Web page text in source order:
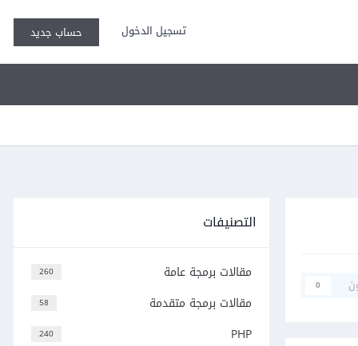
تسجيل الدخول حساب جديد
0
التصنيفات
260 مقالات برمجة عامة
58 مقالات برمجة متقدمة
240 PHP